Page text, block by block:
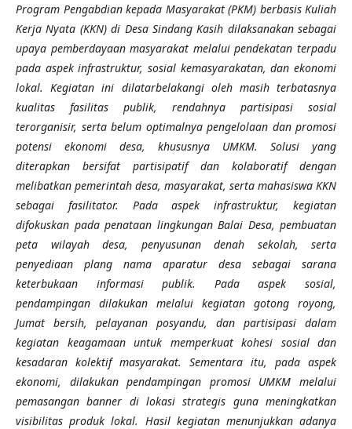
Program Pengabdian kepada Masyarakat (PKM) berbasis Kuliah
Kerja Nyata (KKN) di Desa Sindang Kasih dilaksanakan sebagai
upaya pemberdayaan masyarakat melalui pendekatan terpadu
pada aspek infrastruktur, sosial kemasyarakatan, dan ekonomi
lokal. Kegiatan ini dilatarbelakangi oleh masih terbatasnya
kualitas fasilitas publik, rendahnya partisipasi sosial
terorganisir, serta belum optimalnya pengelolaan dan promosi
potensi ekonomi desa, khususnya UMKM. Solusi yang
diterapkan bersifat partisipatif dan kolaboratif dengan
melibatkan pemerintah desa, masyarakat, serta mahasiswa KKN
sebagai fasilitator. Pada aspek infrastruktur, kegiatan
difokuskan pada penataan lingkungan Balai Desa, pembuatan
peta wilayah desa, penyusunan denah sekolah, serta
penyediaan plang nama aparatur desa sebagai sarana
keterbukaan informasi publik. Pada aspek sosial,
pendampingan dilakukan melalui kegiatan gotong royong,
Jumat bersih, pelayanan posyandu, dan partisipasi dalam
kegiatan keagamaan untuk memperkuat kohesi sosial dan
kesadaran kolektif masyarakat. Sementara itu, pada aspek
ekonomi, dilakukan pendampingan promosi UMKM melalui
pemasangan banner di lokasi strategis guna meningkatkan
visibilitas produk lokal. Hasil kegiatan menunjukkan adanya